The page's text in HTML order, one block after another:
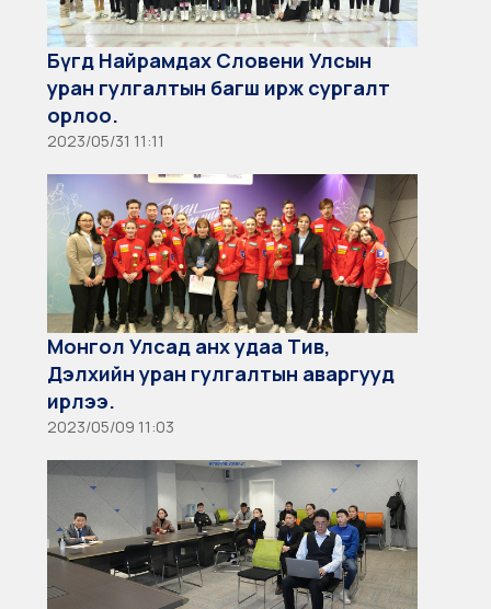
Бүгд Найрамдах Словени Улсын
уран гулгалтын багш ирж сургалт
орлоо.
2023/05/31 11:11
Монгол Улсад анх удаа Тив,
Дэлхийн уран гулгалтын аваргууд
ирлээ.
2023/05/09 11:03